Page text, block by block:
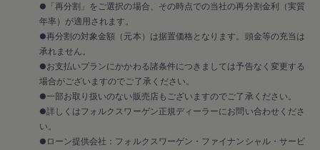
●「再分割」をご選択の場合、その時点での当社の再分割金利（実質
年率）が適用されます。
●再分割の対象金額（元本）は据置価格となります。頭金等の充当は
承れません。
●お支払いプランにかかわる諸条件につきましては予告なく変更する
場合がございますのでご了承ください。
●一部お取り扱いのない販売店もございますのでご了承ください。
●詳しくはフォルクスワーゲン正規ディーラーにお問い合わせくださ
い。
●ローン提供会社：フォルクスワーゲン・ファイナンシャル・サービ